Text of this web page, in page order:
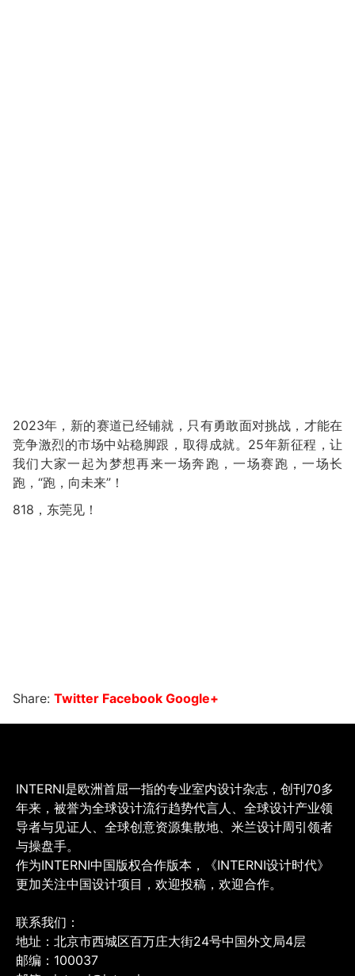
2023年，新的赛道已经铺就，只有勇敢面对挑战，才能在
竞争激烈的市场中站稳脚跟，取得成就。25年新征程，让
我们大家一起为梦想再来一场奔跑，一场赛跑，一场长
跑，“跑，向未来”！
818，东莞见！
Share: Twitter Facebook Google+
INTERNI是欧洲首屈一指的专业室内设计杂志，创刊70多
年来，被誉为全球设计流行趋势代言人、全球设计产业领
导者与见证人、全球创意资源集散地、米兰设计周引领者
与操盘手。
作为INTERNI中国版权合作版本，《INTERNI设计时代》
更加关注中国设计项目，欢迎投稿，欢迎合作。
联系我们：
地址：北京市西城区百万庄大街24号中国外文局4层
邮编：100037